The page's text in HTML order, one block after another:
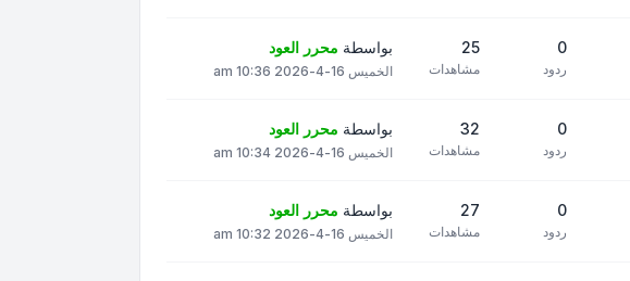
0
ردود
25
مشاهدات
بواسطة محرر العود
الخميس 16-4-2026 10:36 am
0
ردود
32
مشاهدات
بواسطة محرر العود
الخميس 16-4-2026 10:34 am
0
ردود
27
مشاهدات
بواسطة محرر العود
الخميس 16-4-2026 10:32 am